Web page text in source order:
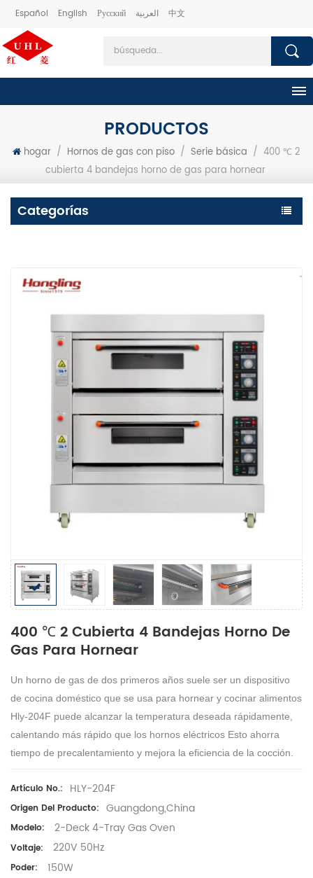
Español English Русский العربية 中文
PRODUCTOS
hogar / Hornos de gas con piso / Serie básica / 400 ℃ 2
cubierta 4 bandejas horno de gas para hornear
Categorías
400 ℃ 2 Cubierta 4 Bandejas Horno De
Gas Para Hornear
Un horno de gas de dos primeros años suele ser un dispositivo
de cocina doméstico que se usa para hornear y cocinar alimentos
Hly-204F puede alcanzar la temperatura deseada rápidamente,
calentando más rápido que los hornos eléctricos Esto ahorra
tiempo de precalentamiento y mejora la eficiencia de la cocción.
Artículo No.: HLY-204F
Origen Del Producto: Guangdong,China
Modelo: 2-Deck 4-Tray Gas Oven
Voltaje: 220V 50Hz
Poder: 150W